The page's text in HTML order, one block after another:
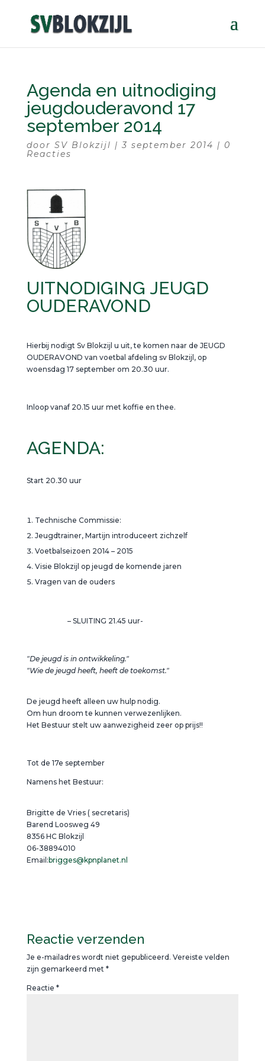
Agenda en uitnodiging
jeugdouderavond 17
september 2014
door SV Blokzijl | 3 september 2014 | 0
Reacties
UITNODIGING JEUGD
OUDERAVOND
Hierbij nodigt Sv Blokzijl u uit, te komen naar de JEUGD
OUDERAVOND van voetbal afdeling sv Blokzijl, op
woensdag 17 september om 20.30 uur.
Inloop vanaf 20.15 uur met koffie en thee.
AGENDA:
Start 20.30 uur
Technische Commissie:
Jeugdtrainer, Martijn introduceert zichzelf
Voetbalseizoen 2014 – 2015
Visie Blokzijl op jeugd de komende jaren
Vragen van de ouders
– SLUITING 21.45 uur-
"De jeugd is in ontwikkeling."
"Wie de jeugd heeft, heeft de toekomst."
De jeugd heeft alleen uw hulp nodig.
Om hun droom te kunnen verwezenlijken.
Het Bestuur stelt uw aanwezigheid zeer op prijs!!
Tot de 17e september
Namens het Bestuur:
Brigitte de Vries ( secretaris)
Barend Loosweg 49
8356 HC Blokzijl
06-38894010
Email:brigges@kpnplanet.nl
Reactie verzenden
Je e-mailadres wordt niet gepubliceerd. Vereiste velden
zijn gemarkeerd met *
Reactie *